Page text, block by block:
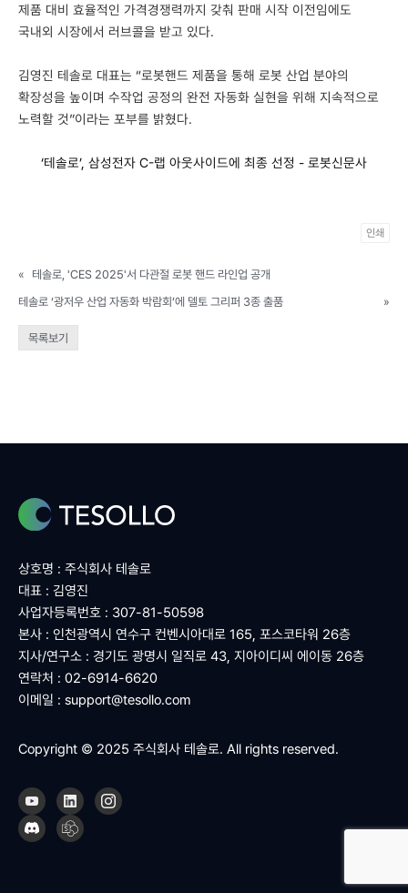
제품 대비 효율적인 가격경쟁력까지 갖춰 판매 시작 이전임에도
국내외 시장에서 러브콜을 받고 있다.
김영진 테솔로 대표는 “로봇핸드 제품을 통해 로봇 산업 분야의
확장성을 높이며 수작업 공정의 완전 자동화 실현을 위해 지속적으로
노력할 것”이라는 포부를 밝혔다.
‘테솔로’, 삼성전자 C-랩 아웃사이드에 최종 선정 - 로봇신문사
인쇄
«
테솔로, 'CES 2025'서 다관절 로봇 핸드 라인업 공개
테솔로 ‘광저우 산업 자동화 박람회’에 델토 그리퍼 3종 출품
»
목록보기
상호명 : 주식회사 테솔로
대표 : 김영진
사업자등록번호 : 307-81-50598
본사 : 인천광역시 연수구 컨벤시아대로 165, 포스코타워 26층
지사/연구소 : 경기도 광명시 일직로 43, 지아이디씨 에이동 26층
연락처 : 02-6914-6620
이메일 : support@tesollo.com
Copyright © 2025 주식회사 테솔로. All rights reserved.